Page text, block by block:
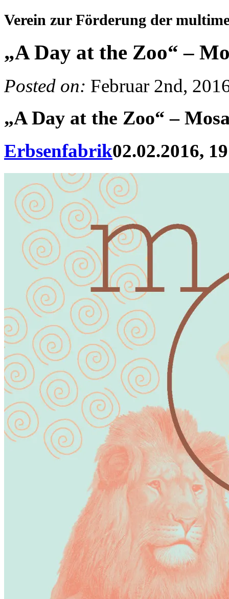
Verein zur Förderung der
„A Day at the Zoo“ –
Posted on: Februar 2nd,
„A Day at the Zoo“ –
Erbsenfabrik02.02.2016,